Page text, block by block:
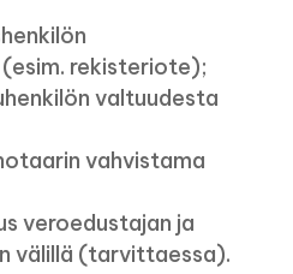
rekisteriote);
valtuudesta
vahvistama
veroedustajan ja
välillä (tarvittaessa).